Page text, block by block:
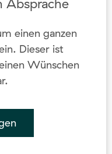
Absprache
einen ganzen
Dieser ist
Wünschen